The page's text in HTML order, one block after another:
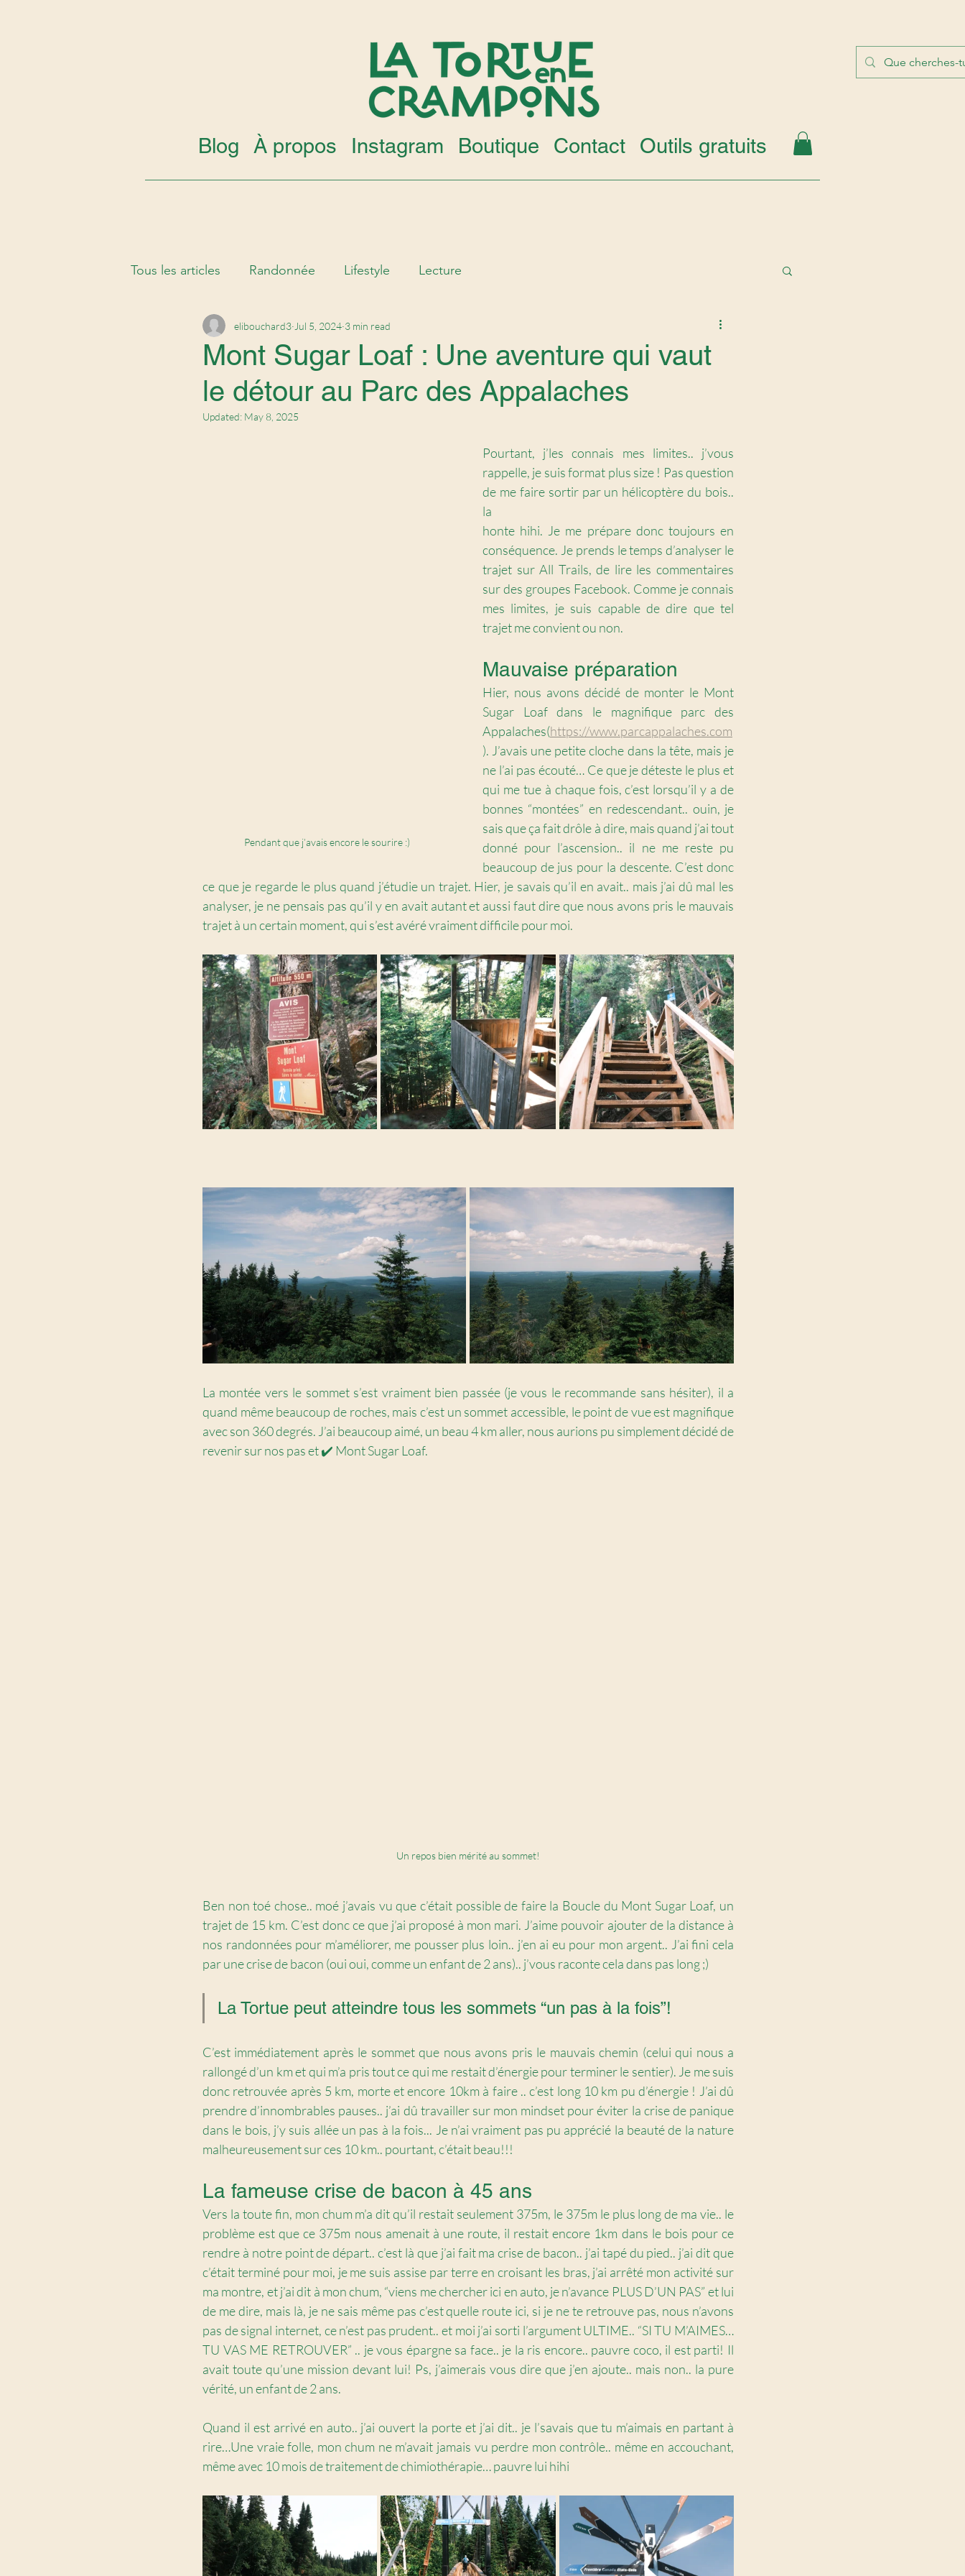
Blog À propos Instagram Boutique Contact Outils gratuits
Tous les articles Randonnée Lifestyle Lecture
Mont Sugar Loaf : Une aventure qui vaut
le détour au Parc des Appalaches
elibouchard3 Jul 5, 2024 3 min read
Updated: May 8, 2025
Pendant que j’avais encore le sourire :)
Pourtant, j’les connais mes limites.. j’vous
rappelle, je suis format plus size ! Pas question
de me faire sortir par un hélicoptère du bois..
la
honte hihi. Je me prépare donc toujours en
conséquence. Je prends le temps d’analyser le
trajet sur All Trails, de lire les commentaires
sur des groupes Facebook. Comme je connais
mes limites, je suis capable de dire que tel
trajet me convient ou non.
Mauvaise préparation
Hier, nous avons décidé de monter le Mont
Sugar Loaf dans le magnifique parc des
Appalaches(https://www.parcappalaches.com
). J’avais une petite cloche dans la tête, mais je
ne l’ai pas écouté… Ce que je déteste le plus et
qui me tue à chaque fois, c’est lorsqu’il y a de
bonnes “montées” en redescendant.. ouin, je
sais que ça fait drôle à dire, mais quand j’ai tout
donné pour l’ascension.. il ne me reste pu
beaucoup de jus pour la descente. C’est donc
ce que je regarde le plus quand j’étudie un trajet. Hier, je savais qu’il en avait.. mais j’ai dû mal les
analyser, je ne pensais pas qu’il y en avait autant et aussi faut dire que nous avons pris le mauvais
trajet à un certain moment, qui s’est avéré vraiment difficile pour moi.
La montée vers le sommet s’est vraiment bien passée (je vous le recommande sans hésiter), il a
quand même beaucoup de roches, mais c’est un sommet accessible, le point de vue est magnifique
avec son 360 degrés. J’ai beaucoup aimé, un beau 4 km aller, nous aurions pu simplement décidé de
revenir sur nos pas et ✔️ Mont Sugar Loaf.
Un repos bien mérité au sommet!
Ben non toé chose.. moé j’avais vu que c’était possible de faire la Boucle du Mont Sugar Loaf, un
trajet de 15 km. C’est donc ce que j’ai proposé à mon mari. J’aime pouvoir ajouter de la distance à
nos randonnées pour m’améliorer, me pousser plus loin.. j’en ai eu pour mon argent.. J’ai fini cela
par une crise de bacon (oui oui, comme un enfant de 2 ans).. j’vous raconte cela dans pas long ;)
La Tortue peut atteindre tous les sommets “un pas à la fois”!
C’est immédiatement après le sommet que nous avons pris le mauvais chemin (celui qui nous a
rallongé d’un km et qui m’a pris tout ce qui me restait d’énergie pour terminer le sentier). Je me suis
donc retrouvée après 5 km, morte et encore 10km à faire .. c’est long 10 km pu d’énergie ! J’ai dû
prendre d’innombrables pauses.. j’ai dû travailler sur mon mindset pour éviter la crise de panique
dans le bois, j’y suis allée un pas à la fois... Je n’ai vraiment pas pu apprécié la beauté de la nature
malheureusement sur ces 10 km.. pourtant, c’était beau!!!
La fameuse crise de bacon à 45 ans
Vers la toute fin, mon chum m’a dit qu’il restait seulement 375m, le 375m le plus long de ma vie.. le
problème est que ce 375m nous amenait à une route, il restait encore 1km dans le bois pour ce
rendre à notre point de départ.. c’est là que j’ai fait ma crise de bacon.. j’ai tapé du pied.. j’ai dit que
c’était terminé pour moi, je me suis assise par terre en croisant les bras, j’ai arrêté mon activité sur
ma montre, et j’ai dit à mon chum, “viens me chercher ici en auto, je n’avance PLUS D’UN PAS” et lui
de me dire, mais là, je ne sais même pas c’est quelle route ici, si je ne te retrouve pas, nous n’avons
pas de signal internet, ce n’est pas prudent.. et moi j’ai sorti l’argument ULTIME.. “SI TU M’AIMES…
TU VAS ME RETROUVER” .. je vous épargne sa face.. je la ris encore.. pauvre coco, il est parti! Il
avait toute qu’une mission devant lui! Ps, j’aimerais vous dire que j’en ajoute.. mais non.. la pure
vérité, un enfant de 2 ans.
Quand il est arrivé en auto.. j’ai ouvert la porte et j’ai dit.. je l’savais que tu m’aimais en partant à
rire…Une vraie folle, mon chum ne m’avait jamais vu perdre mon contrôle.. même en accouchant,
même avec 10 mois de traitement de chimiothérapie… pauvre lui hihi